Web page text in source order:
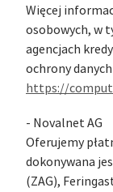
Więcej
osobowych, w
agencjach
ochrony
https://
- Novalnet AG
Oferujemy
dokonywana
(ZAG),